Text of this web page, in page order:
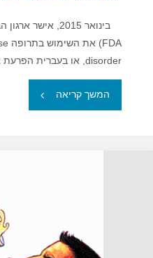
בינואר 2015,
disorder, או בעברית הפרעת אכילה בולמוסית. …
המשך קריאה "ה-
בהפרעת